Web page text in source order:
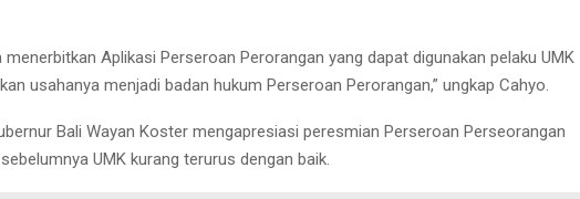
menerbitkan Aplikasi Perseroan Perorangan yang dapat digunakan pelaku UMK
usahanya menjadi badan hukum Perseroan Perorangan,” ungkap Cahyo.
Bali Wayan Koster mengapresiasi peresmian Perseroan Perseorangan
UMK kurang terurus dengan baik.